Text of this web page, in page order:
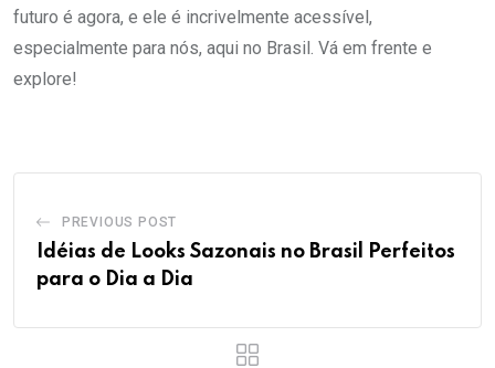
futuro é agora, e ele é incrivelmente acessível,
especialmente para nós, aqui no Brasil. Vá em frente e
explore!
PREVIOUS POST
Idéias de Looks Sazonais no Brasil Perfeitos
para o Dia a Dia